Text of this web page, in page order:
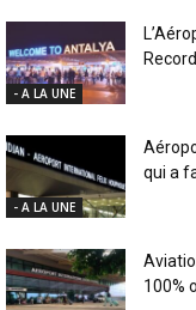
- A LA UNE
- A LA UNE
qui a
100%